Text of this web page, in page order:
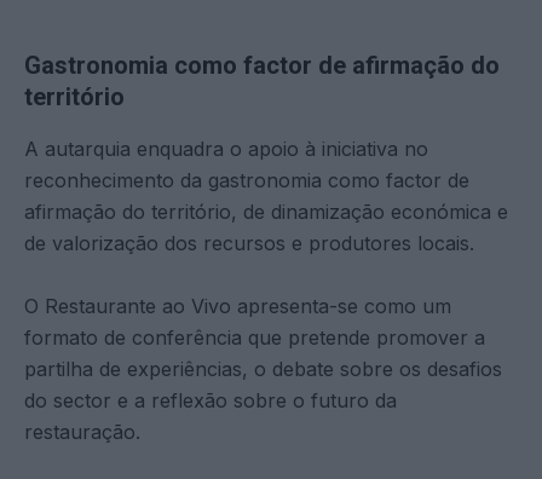
Gastronomia como factor de afirmação do
território
A autarquia enquadra o apoio à iniciativa no
reconhecimento da gastronomia como factor de
afirmação do território, de dinamização económica e
de valorização dos recursos e produtores locais.
O Restaurante ao Vivo apresenta-se como um
formato de conferência que pretende promover a
partilha de experiências, o debate sobre os desafios
do sector e a reflexão sobre o futuro da
restauração.